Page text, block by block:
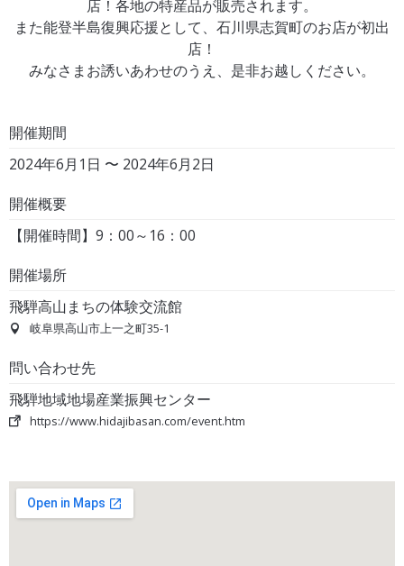
店！各地の特産品が販売されます。
また能登半島復興応援として、石川県志賀町のお店が初出
店！
みなさまお誘いあわせのうえ、是非お越しください。
開催期間
2024年6月1日 〜 2024年6月2日
開催概要
【開催時間】9：00～16：00
開催場所
飛騨高山まちの体験交流館
岐阜県高山市上一之町35-1
問い合わせ先
飛騨地域地場産業振興センター
https://www.hidajibasan.com/event.htm